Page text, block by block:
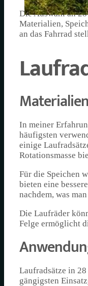
Die Auswahl an
Materialien,
an das Fahrrad
In meiner
häufigsten
einige
Rotationsmasse
Für die Speichen
bieten eine
nachdem, was
Die Laufräder
Felge ermöglicht
Laufradsätze in
gängigsten